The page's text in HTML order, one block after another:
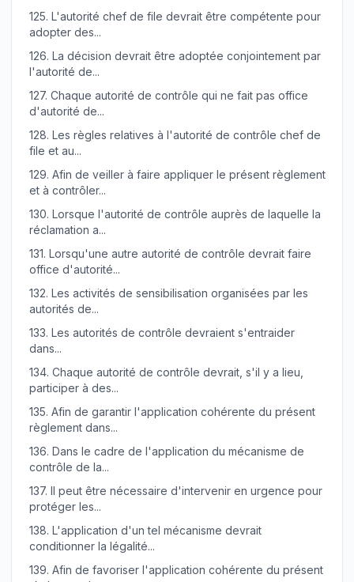
125. L'autorité chef de file devrait être compétente pour
adopter des...
126. La décision devrait être adoptée conjointement par
l'autorité de...
127. Chaque autorité de contrôle qui ne fait pas office
d'autorité de...
128. Les règles relatives à l'autorité de contrôle chef de
file et au...
129. Afin de veiller à faire appliquer le présent règlement
et à contrôler...
130. Lorsque l'autorité de contrôle auprès de laquelle la
réclamation a...
131. Lorsqu'une autre autorité de contrôle devrait faire
office d'autorité...
132. Les activités de sensibilisation organisées par les
autorités de...
133. Les autorités de contrôle devraient s'entraider
dans...
134. Chaque autorité de contrôle devrait, s'il y a lieu,
participer à des...
135. Afin de garantir l'application cohérente du présent
règlement dans...
136. Dans le cadre de l'application du mécanisme de
contrôle de la...
137. Il peut être nécessaire d'intervenir en urgence pour
protéger les...
138. L'application d'un tel mécanisme devrait
conditionner la légalité...
139. Afin de favoriser l'application cohérente du présent